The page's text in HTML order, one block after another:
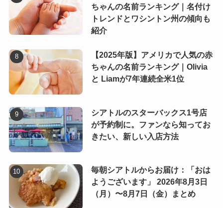
ちゃんの名前ランキング｜名付け
トレンドとワシントン州の傾向も
紹介
【2025年版】アメリカで人気の赤
ちゃんの名前ランキング｜Olivia
と Liamが7年連続全米1位
シアトルのスターバックス1号店
が予約制に。ファンなら知ってお
きたい、新しい入店方法
毎朝シアトルからお届け：「おは
ようございます」 2026年8月3日
（月）〜8月7日（金）まとめ